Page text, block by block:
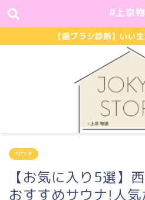
#上京
【歯ブラシ診断】いい
サウナ
【お気に入り5選】
おすすめサウナ!人